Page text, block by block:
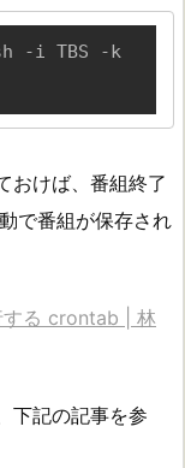
* * wed /パス/findradiko.sh -i TBS -k
おけば、番組終了
で番組が保存され
する crontab | 林
下記の記事を参